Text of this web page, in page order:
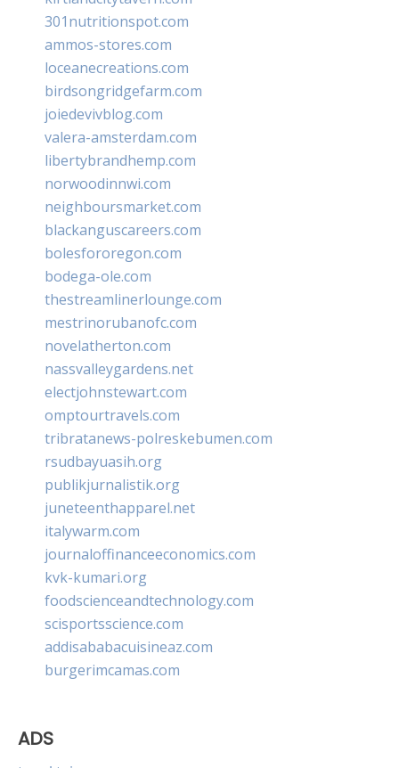
301nutritionspot.com
ammos-stores.com
loceanecreations.com
birdsongridgefarm.com
joiedevivblog.com
valera-amsterdam.com
libertybrandhemp.com
norwoodinnwi.com
neighboursmarket.com
blackanguscareers.com
bolesfororegon.com
bodega-ole.com
thestreamlinerlounge.com
mestrinorubanofc.com
novelatherton.com
nassvalleygardens.net
electjohnstewart.com
omptourtravels.com
tribratanews-polreskebumen.com
rsudbayuasih.org
publikjurnalistik.org
juneteenthapparel.net
italywarm.com
journaloffinanceeconomics.com
kvk-kumari.org
foodscienceandtechnology.com
scisportsscience.com
addisababacuisineaz.com
burgerimcamas.com
ADS